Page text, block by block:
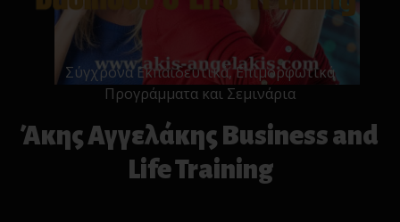
Σύγχρονα Εκπαιδευτικά, Επιμορφωτικά
Προγράμματα και Σεμινάρια
Άκης Αγγελάκης Business and
Life Training